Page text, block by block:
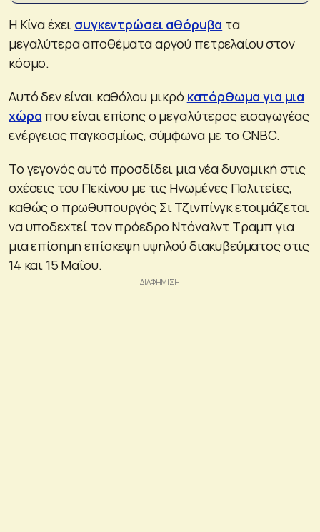
Η Κίνα έχει συγκεντρώσει αθόρυβα τα
μεγαλύτερα αποθέματα αργού πετρελαίου στον
κόσμο.
Αυτό δεν είναι καθόλου μικρό κατόρθωμα για μια
χώρα που είναι επίσης ο μεγαλύτερος εισαγωγέας
ενέργειας παγκοσμίως, σύμφωνα με το CNBC.
Το γεγονός αυτό προσδίδει μια νέα δυναμική στις
σχέσεις του Πεκίνου με τις Ηνωμένες Πολιτείες,
καθώς ο πρωθυπουργός Σι Τζινπίνγκ ετοιμάζεται
να υποδεχτεί τον πρόεδρο Ντόναλντ Τραμπ για
μια επίσημη επίσκεψη υψηλού διακυβεύματος στις
14 και 15 Μαΐου.